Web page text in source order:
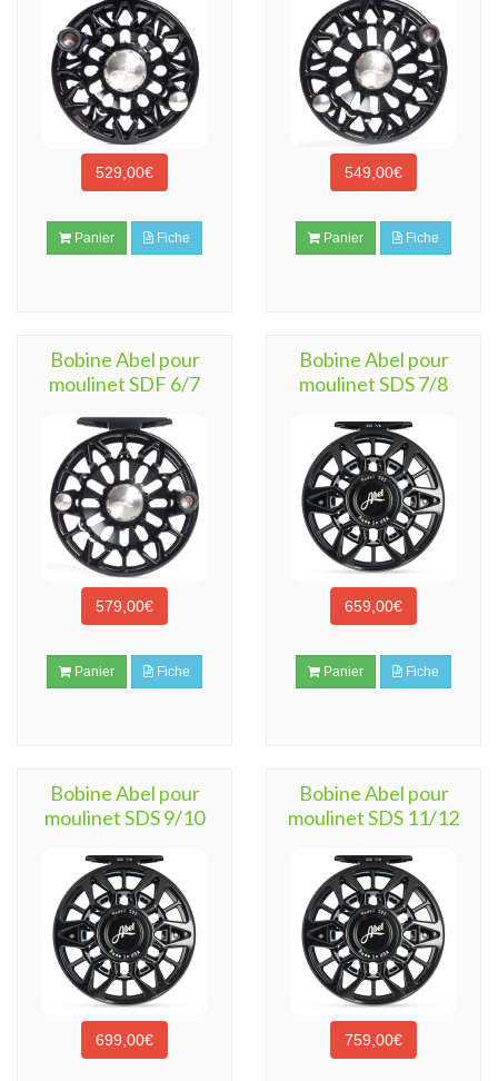
529,00€
Panier Fiche
549,00€
Panier Fiche
Bobine Abel pour
moulinet SDF 6/7
579,00€
Panier Fiche
Bobine Abel pour
moulinet SDS 7/8
659,00€
Panier Fiche
Bobine Abel pour
moulinet SDS 9/10
699,00€
Bobine Abel pour
moulinet SDS 11/12
759,00€